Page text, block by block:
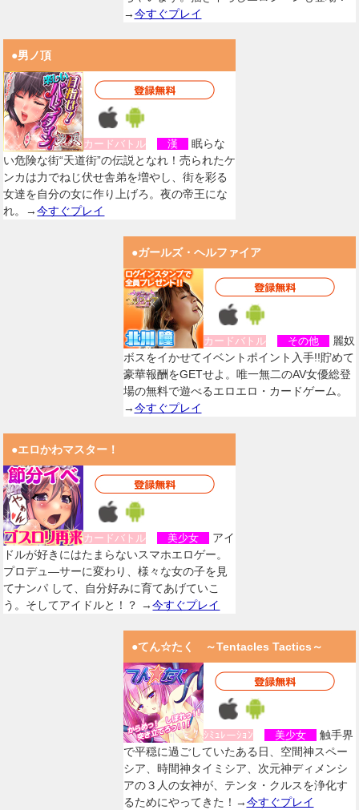
→今すぐプレイ
●男ノ頂
カードバトル 漢
眠らな
い危険な街“天道街”の伝説となれ！売られたケ
ンカは力でねじ伏せ舎弟を増やし、街を彩る
女達を自分の女に作り上げろ。夜の帝王にな
れ。→今すぐプレイ
●ガールズ・ヘルファイア
カードバトル その他
麗奴
ボスをイかせてイベントポイント入手!!貯めて
豪華報酬をGETせよ。唯一無二のAV女優総登
場の無料で遊べるエロエロ・カードゲーム。
→今すぐプレイ
●エロかわマスター！
カードバトル 美少女
アイ
ドルが好きにはたまらないスマホエロゲー。
プロデュ―サーに変わり、様々な女の子を見
てナンパ して、自分好みに育てあげていこ
う。そしてアイドルと！？ →今すぐプレイ
●てん☆たく ～Tentacles Tactics～
ｼﾐｭﾚーｼｮﾝ 美少女
触手界
で平穏に過ごしていたある日、空間神スペー
シア、時間神タイミシア、次元神ディメンシ
アの３人の女神が、テンタ・クルスを浄化す
るためにやってきた！→今すぐプレイ